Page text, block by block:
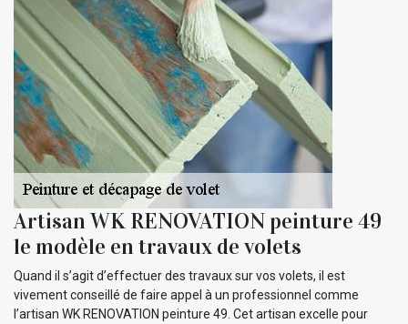
Artisan WK RENOVATION peinture 49
le modèle en travaux de volets
Quand il s’agit d’effectuer des travaux sur vos volets, il est
vivement conseillé de faire appel à un professionnel comme
l’artisan WK RENOVATION peinture 49. Cet artisan excelle pour